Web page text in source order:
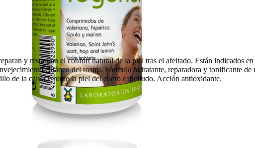
y restauran el confort natural de la piel tras el afeitado. Están indicados en
cutáneo del rostro. Fórmula hidratante, reparadora y tonificante de
de la calva y nutre la piel del cuero cabelludo. Acción antioxidante.